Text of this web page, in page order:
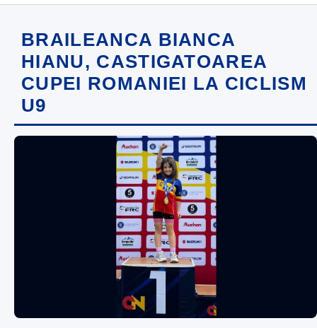
BRAILEANCA BIANCA
HIANU, CASTIGATOAREA
CUPEI ROMANIEI LA CICLISM
U9